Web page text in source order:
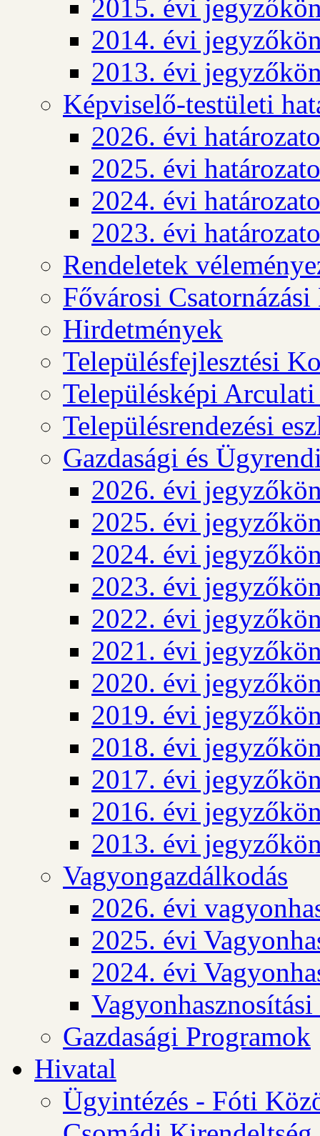
2015. évi
2014. évi
2013. évi
Képviselő-testületi
2026. évi
2025. évi
2024. évi
2023. évi
Rendeletek
Fővárosi
Hirdetmények
Településfejlesztési
Településképi
Településrendezési
Gazdasági és
2026. évi
2025. évi
2024. évi
2023. évi
2022. évi
2021. évi
2020. évi
2019. évi
2018. évi
2017. évi
2016. évi
2013. évi
Vagyongazdálkodás
2026. évi
2025. évi
2024. évi
Gazdasági Programok
Hivatal
Ügyintézés - Fóti